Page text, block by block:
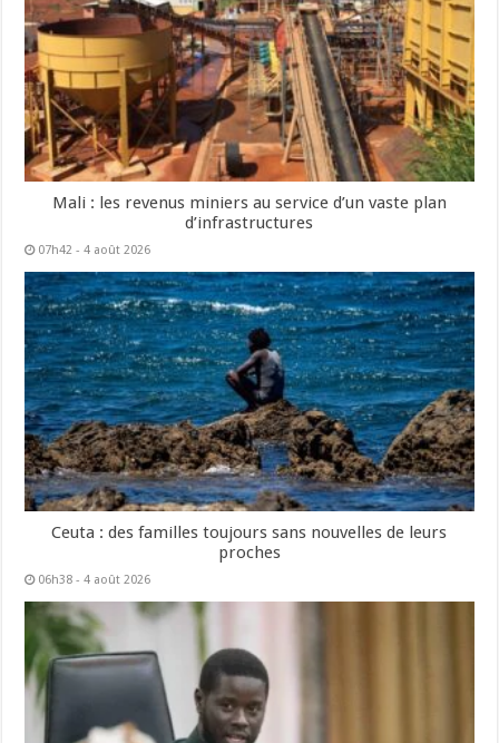
Mali : les revenus miniers au service d’un vaste plan
d’infrastructures
07h42 - 4 août 2026
Ceuta : des familles toujours sans nouvelles de leurs
proches
06h38 - 4 août 2026